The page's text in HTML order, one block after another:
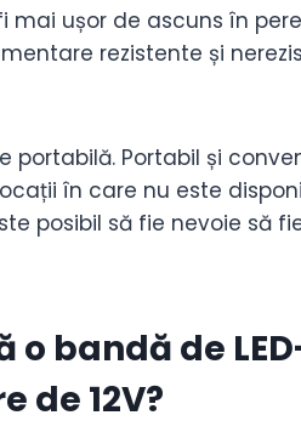
mai ușor de ascuns în
rezistente și
Portabil și
în care nu este
posibil să fie nevoie să
bandă de
de 12V?